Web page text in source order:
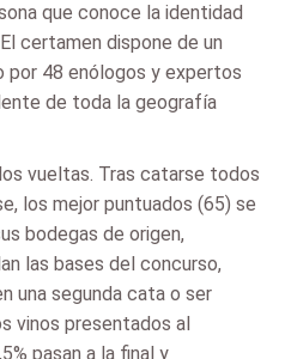
que conoce la identidad
certamen dispone de un
48 enólogos y expertos
de toda la geografía
vueltas. Tras catarse todos
los mejor puntuados (65) se
bodegas de origen,
las bases del concurso,
una segunda cata o ser
vinos presentados al
pasan a la final y